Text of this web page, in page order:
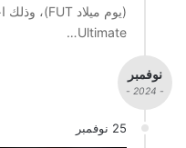
Ultimate…
نوفمبر
- 2024 -
25 نوفمبر